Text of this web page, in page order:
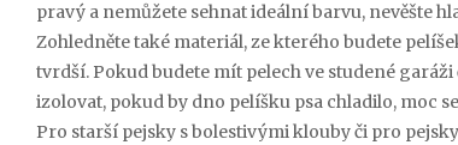
pravý a nemůžete sehnat ideální barvu, nevěšte
Zohledněte také materiál, ze kterého budete
tvrdší. Pokud budete mít pelech ve studené
izolovat, pokud by dno pelíšku psa chladilo, moc
Pro starší pejsky s bolestivými klouby či pro